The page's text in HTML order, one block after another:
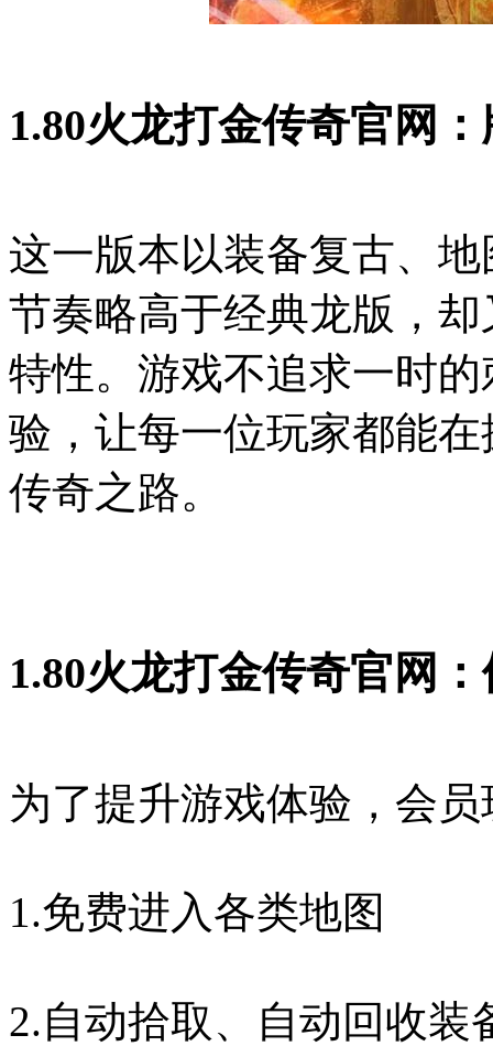
1.80火龙打金传奇官网
这一版本以装备复古、
节奏略高于经典龙版，
特性。游戏不追求一时
验，让每一位玩家都能
传奇之路。
1.80火龙打金传奇官网
为了提升游戏体验，会
1.免费进入各类地图
2.自动拾取、自动回收装